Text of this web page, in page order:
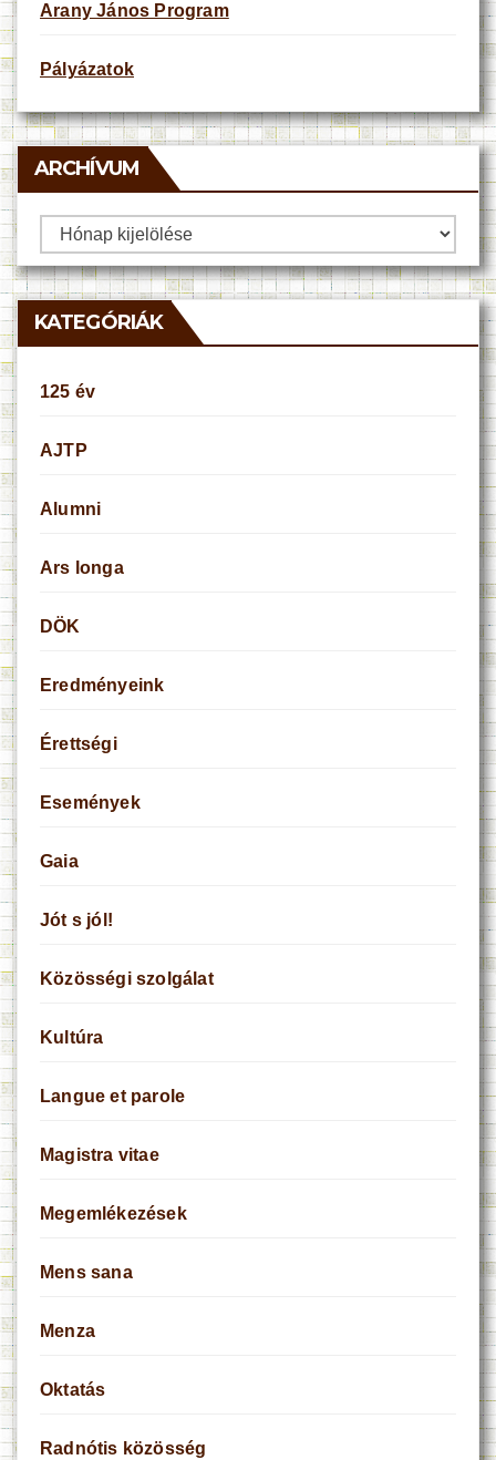
Arany János Program
Pályázatok
ARCHÍVUM
Archívum
KATEGÓRIÁK
125 év
AJTP
Alumni
Ars longa
DÖK
Eredményeink
Érettségi
Események
Gaia
Jót s jól!
Közösségi szolgálat
Kultúra
Langue et parole
Magistra vitae
Megemlékezések
Mens sana
Menza
Oktatás
Radnótis közösség